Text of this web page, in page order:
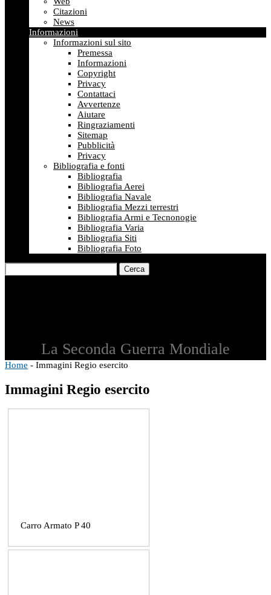
Citazioni
News
Informazioni
Informazioni sul sito
Premessa
Informazioni
Copyright
Privacy
Contattaci
Avvertenze
Aiutare
Ringraziamenti
Sitemap
Pubblicità
Privacy
Bibliografia e fonti
Bibliografia
Bibliografia Aerei
Bibliografia Navale
Bibliografia Mezzi terrestri
Bibliografia Armi e Tecnonogie
Bibliografia Varia
Bibliografia Siti
Bibliografia Foto
Cerca
La Seconda Guerra Mondiale
Home - Immagini Regio esercito
Immagini Regio esercito
Carro Armato P 40